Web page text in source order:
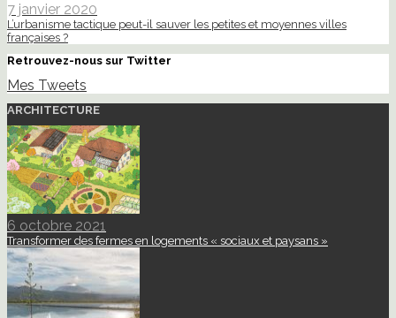
7 janvier 2020
L’urbanisme tactique peut-il sauver les petites et moyennes villes
françaises ?
Retrouvez-nous sur Twitter
Mes Tweets
ARCHITECTURE
6 octobre 2021
Transformer des fermes en logements « sociaux et paysans »